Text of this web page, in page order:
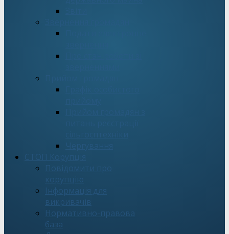
СТОП Корупція
Повідомити про
корупцію
Інформація для
викривачів
Нормативно-правова
база